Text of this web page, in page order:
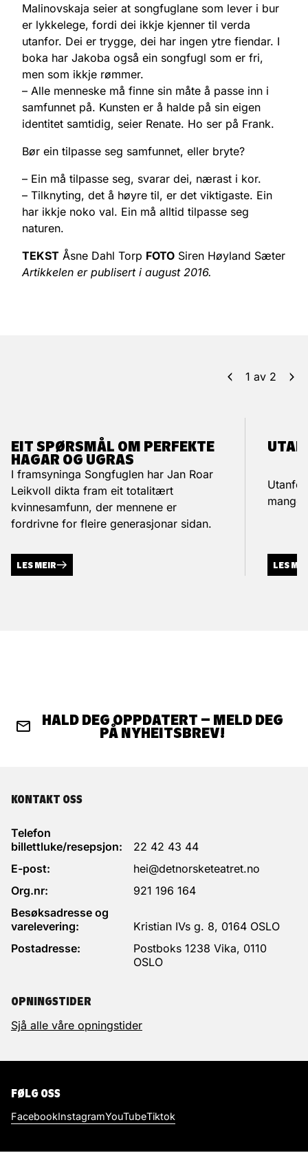
Malinovskaja seier at songfuglane som lever i bur
er lykkelege, fordi dei ikkje kjenner til verda
utanfor. Dei er trygge, dei har ingen ytre fiendar. I
boka har Jakoba også ein songfugl som er fri,
men som ikkje rømmer.
– Alle menneske må finne sin måte å passe inn i
samfunnet på. Kunsten er å halde på sin eigen
identitet samtidig, seier Renate. Ho ser på Frank.
Bør ein tilpasse seg samfunnet, eller bryte?
– Ein må tilpasse seg, svarar dei, nærast i kor.
– Tilknyting, det å høyre til, er det viktigaste. Ein
har ikkje noko val. Ein må alltid tilpasse seg
naturen.
TEKST Åsne Dahl Torp FOTO Siren Høyland Sæter
Artikkelen er publisert i august 2016.
1 av 2
EIT SPØRSMÅL OM PERFEKTE
HAGAR OG UGRAS
I framsyninga Songfuglen har Jan Roar
Leikvoll dikta fram eit totalitært
kvinnesamfunn, der mennene er
fordrivne for fleire generasjonar sidan.
LES MEIR
mange
LES
HALD DEG OPPDATERT – MELD DEG
PÅ NYHEITSBREV!
KONTAKT OSS
Telefon
billettluke/resepsjon:
22 42 43 44
E-post:
hei@detnorsketeatret.no
Org.nr:
921 196 164
Besøksadresse og
varelevering:
Kristian IVs g. 8, 0164 OSLO
Postadresse:
Postboks 1238 Vika, 0110
OSLO
OPNINGSTIDER
Sjå alle våre opningstider
FØLG OSS
FacebookInstagramYouTubeTiktok